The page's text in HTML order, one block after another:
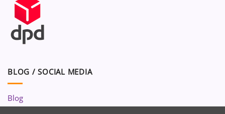
BLOG / SOCIAL MEDIA
Blog